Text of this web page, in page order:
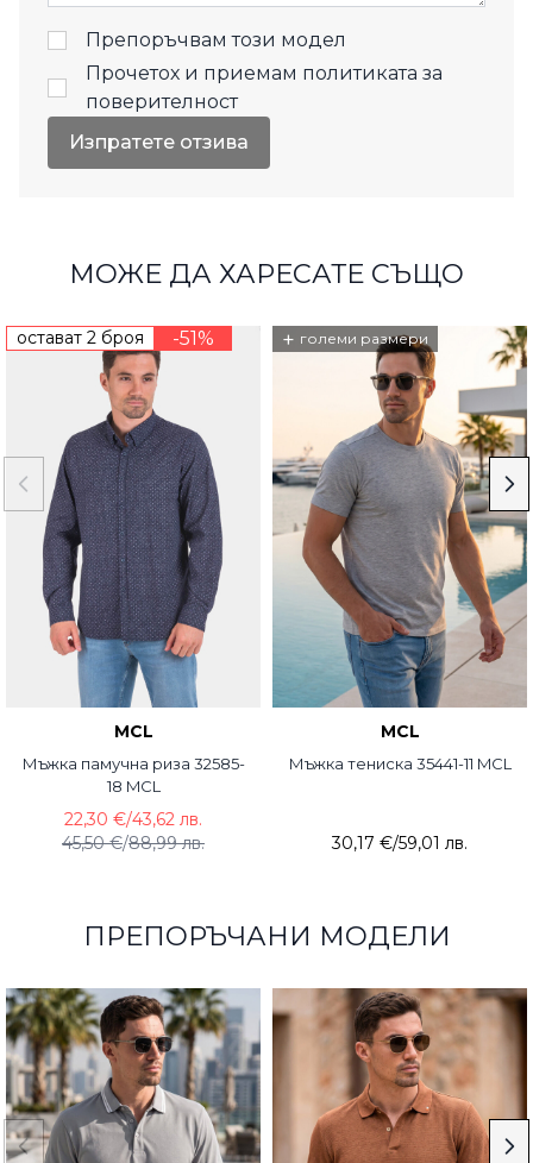
Препоръчвам този модел
Прочетох и приемам политиката за
поверителност
Изпратете отзива
МОЖЕ ДА ХАРЕСАТЕ СЪЩО
остават 2 броя -51%
MCL
Мъжка памучна риза 32585-
18 MCL
45,50 €/88,99 лв.
22,30 €/43,62 лв.
+ големи размери
MCL
Мъжка тениска 35441-11 MCL
30,17 €/59,01 лв.
ПРЕПОРЪЧАНИ МОДЕЛИ